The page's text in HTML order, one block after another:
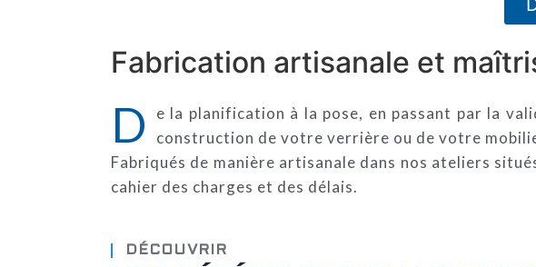
Fabrication artisanale et
D
e la planification à la pose, en passant par la
construction de votre verrière ou de votre
Fabriqués de manière artisanale dans nos ateliers
cahier des charges et des délais.
DÉCOUVRIR